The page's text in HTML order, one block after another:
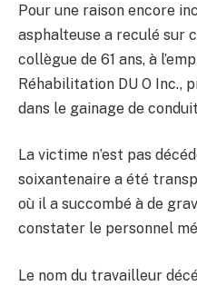
Pour une raison encore
asphalteuse a reculé sur
collègue de 61 ans, à
Réhabilitation DU O Inc.,
dans le gainage de
La victime n’est pas
soixantenaire a été
où il a succombé à de
constater le personnel
Le nom du travailleur